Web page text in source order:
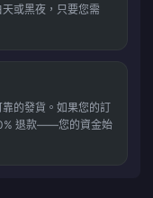
或黑夜，只要您需
的發貨。如果您的訂
退款——您的資金始